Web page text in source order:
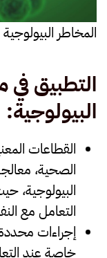
المخاطر
التطبيق في
البيولوجية:
القطاعات
الصحية،
البيولوجية،
التعامل مع
إجراءات
خاصة عند